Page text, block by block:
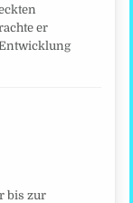
er
bis zur